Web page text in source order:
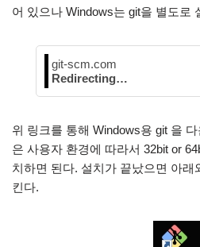
어 있으나 Windows는 git을 별도로
git-scm.com
Redirecting…
위 링크를 통해 Windows용 git 을
은 사용자 환경에 따라서 32bit or
치하면 된다. 설치가 끝났으면 아래
킨다.